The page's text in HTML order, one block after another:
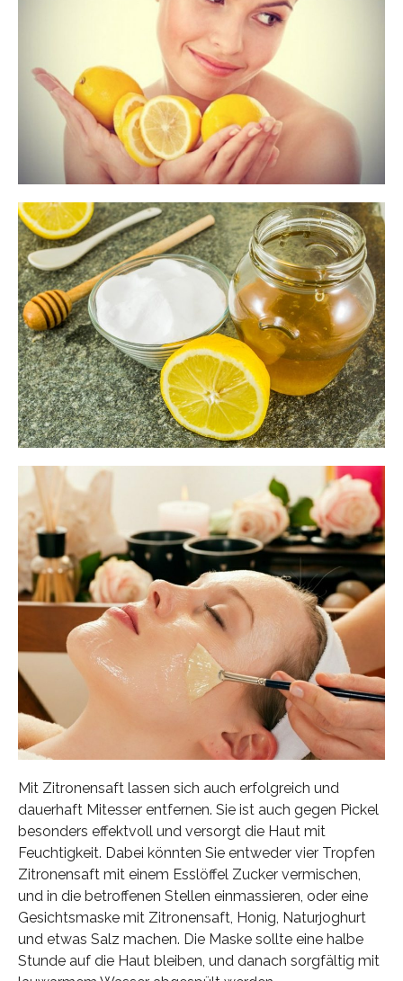
Mit Zitronensaft lassen sich auch erfolgreich und
dauerhaft Mitesser entfernen. Sie ist auch gegen Pickel
besonders effektvoll und versorgt die Haut mit
Feuchtigkeit. Dabei könnten Sie entweder vier Tropfen
Zitronensaft mit einem Esslöffel Zucker vermischen,
und in die betroffenen Stellen einmassieren, oder eine
Gesichtsmaske mit Zitronensaft, Honig, Naturjoghurt
und etwas Salz machen. Die Maske sollte eine halbe
Stunde auf die Haut bleiben, und danach sorgfältig mit